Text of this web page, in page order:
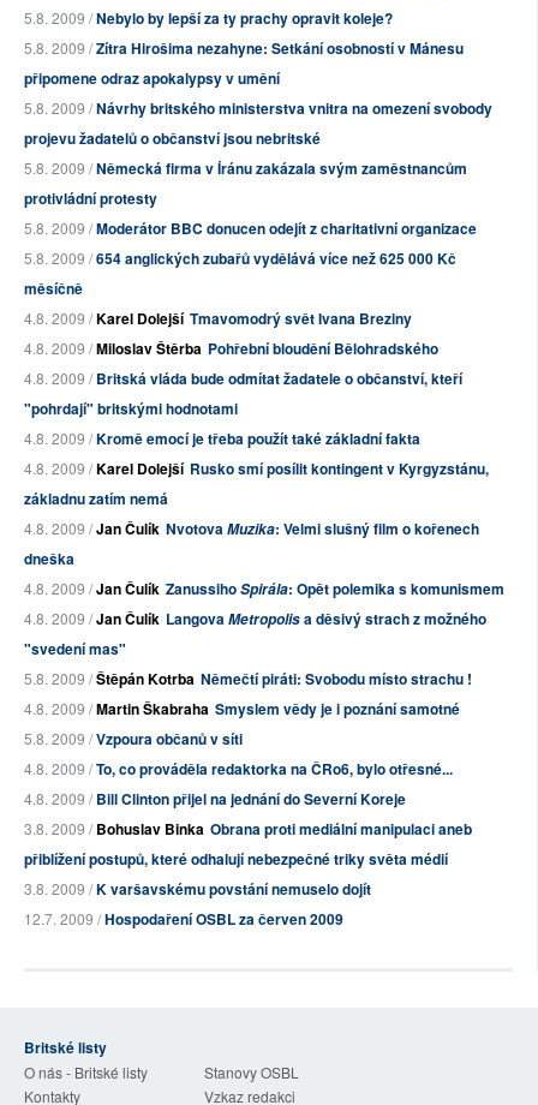
5.8. 2009 /Nebylo by lepší za ty prachy opravit koleje?
5.8. 2009 /Zítra Hirošima nezahyne: Setkání osobností v Mánesu
připomene odraz apokalypsy v umění
5.8. 2009 /Návrhy britského ministerstva vnitra na omezení svobody
projevu žadatelů o občanství jsou nebritské
5.8. 2009 /Německá firma v Íránu zakázala svým zaměstnancům
protivládní protesty
5.8. 2009 /Moderátor BBC donucen odejít z charitativní organizace
5.8. 2009 /654 anglických zubařů vydělává více než 625 000 Kč
měsíčně
4.8. 2009 /Karel Dolejší Tmavomodrý svět Ivana Breziny
4.8. 2009 /Miloslav Štěrba Pohřební bloudění Bělohradského
4.8. 2009 /Britská vláda bude odmítat žadatele o občanství, kteří
"pohrdají" britskými hodnotami
4.8. 2009 /Kromě emocí je třeba použít také základní fakta
4.8. 2009 /Karel Dolejší Rusko smí posílit kontingent v Kyrgyzstánu,
základnu zatím nemá
4.8. 2009 /Jan Čulík NvotovaMuzika: Velmi slušný film o kořenech
dneška
4.8. 2009 /Jan Čulík ZanussihoSpirála: Opět polemika s komunismem
4.8. 2009 /Jan Čulík LangovaMetropolisa děsivý strach z možného
"svedení mas"
5.8. 2009 /Štěpán Kotrba Němečtí piráti: Svobodu místo strachu !
4.8. 2009 /Martin Škabraha Smyslem vědy je i poznání samotné
5.8. 2009 /Vzpoura občanů v síti
4.8. 2009 /To, co prováděla redaktorka na ČRo6, bylo otřesné...
4.8. 2009 /Bill Clinton přijel na jednání do Severní Koreje
3.8. 2009 /Bohuslav Binka Obrana proti mediální manipulaci aneb
přiblížení postupů, které odhalují nebezpečné triky světa médií
3.8. 2009 /K varšavskému povstání nemuselo dojít
12.7. 2009 /Hospodaření OSBL za červen 2009
Britské listy
O nás - Britské listy
Stanovy OSBL
Kontakty
Vzkaz redakci